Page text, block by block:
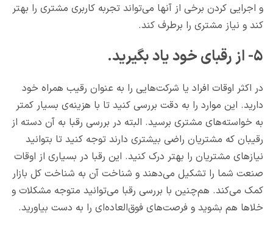
و اجرایی کردن برخی از آنها می‌تواند تجربه کاربری مشتری را بهتر
کند و نیاز مشتری را برطرف کند.
۵- از رقبای خود یاد بگیرید.
در اکثر اوقات افراد یا شرکت‌هایی را به عنوان رقیب همراه خود
دارید. این موارد را به دقت بررسی کنید تا با هزینه‌ی بسیار کمتر
به خواسته‌های مشتری برسید. البته در بررسی رقبا به آن دسته از
رقیبان که مشتریان راضی بیشتری دارند توجه کنید تا بتوانید
نیازهای مشتریان را بهتر درک کنید. این رقبا در بسیاری از اوقات
صنعت شما را تشکیل می‌دهند و شناخت آن به شناخت کل بازار
کمک می‌کند. هم‌چنین با بررسی رقبا می‌توانید متوجه مشکلات و
خلاها هم بشوید و فرصت‌های فوق‌العاده‌ای را به دست بیاورید.